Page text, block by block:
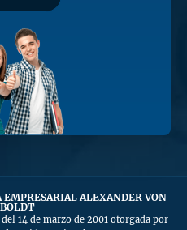
ALEXANDER VON
14 de marzo de 2001 otorgada por